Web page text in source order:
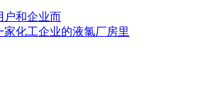
户和企业而
家化工企业的液氯厂房里